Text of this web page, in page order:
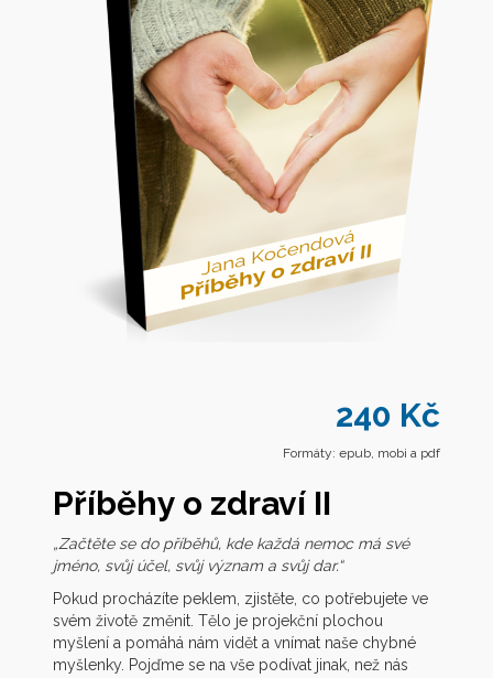
240 Kč
Formáty: epub, mobi a pdf
Příběhy o zdraví II
„Začtěte se do příběhů, kde každá nemoc má své
jméno, svůj účel, svůj význam a svůj dar.“
Pokud procházíte peklem, zjistěte, co potřebujete ve
svém životě změnit. Tělo je projekční plochou
myšlení a pomáhá nám vidět a vnímat naše chybné
myšlenky. Pojďme se na vše podívat jinak, než nás